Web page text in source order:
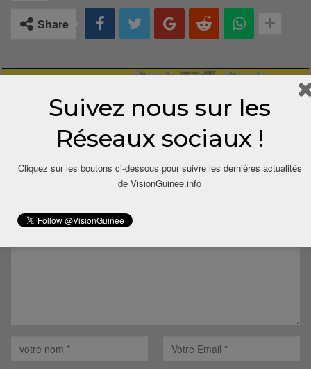
Share
LAISSER UN COMMENTAIRE
Suivez nous sur les
Réseaux sociaux !
Cliquez sur les boutons ci-dessous pour suivre les dernières actualités
de VisionGuinee.info